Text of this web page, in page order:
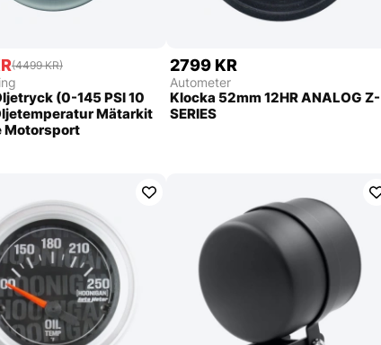
(4499 KR)
(0-145 PSI 10
Mätarkit
Motorsport
2799 KR
Autometer
Klocka 52mm 12HR ANALOG Z-
SERIES